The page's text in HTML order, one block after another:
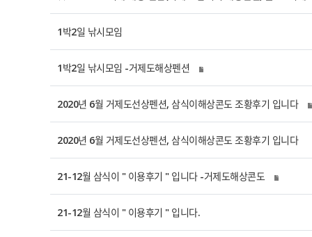
1박2일 낚시모임
1박2일 낚시모임 -거제도해상펜션
2020년 6월 거제도선상펜션, 삼식이해상콘도 조황후기 입니다
2020년 6월 거제도선상펜션, 삼식이해상콘도 조황후기 입니다
21-12월 삼식이 " 이용후기 " 입니다 -거제도해상콘도
21-12월 삼식이 " 이용후기 " 입니다.